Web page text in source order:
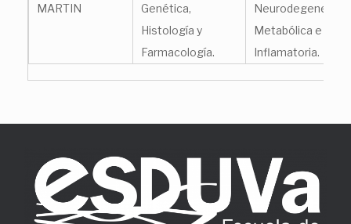
MARTIN
Genética,
Histología y
Farmacología.
Metabólica e
Inflamatoria.